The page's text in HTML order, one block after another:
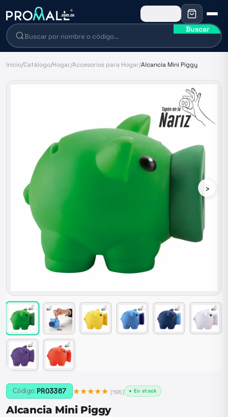
Buscar
Inicio/Catálogo/Hogar/Accesorios para Hogar/Alcancia Mini Piggy
›
Código: PRO3367 ★★★★★ (195) ● En stock
Alcancia Mini Piggy